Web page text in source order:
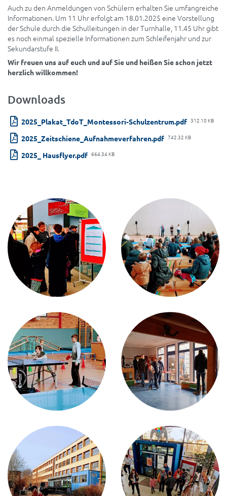
Auch zu den Anmeldungen von Schülern erhalten Sie umfangreiche
Informationen. Um 11 Uhr erfolgt am 18.01.2025 eine Vorstellung
der Schule durch die Schulleitungen in der Turnhalle, 11.45 Uhr gibt
es noch einmal spezielle Informationen zum Schleifenjahr und zur
Sekundarstufe II.
Wir freuen uns auf euch und auf Sie und heißen Sie schon jetzt
herzlich willkommen!
Downloads
2025_Plakat_TdoT_Montessori-Schulzentrum.pdf 312.10 KB
2025_Zeitschiene_Aufnahmeverfahren.pdf 742.32 KB
2025_ Hausflyer.pdf 664.34 KB